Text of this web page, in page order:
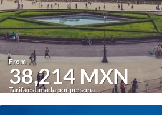
From
38,214 MXN
Tarifa estimada por persona
See